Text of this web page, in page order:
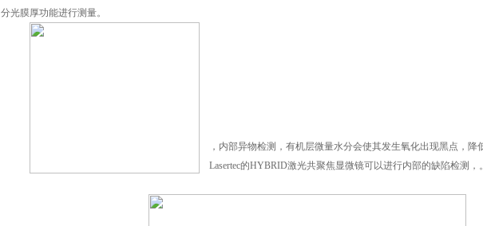
分光膜厚功能进行测量。
，内部异物检测，有机层微量水分会使其发生氧化出现黑点，
Lasertec的HYBRID激光共聚焦显微镜可以进行内部的缺陷检测，。